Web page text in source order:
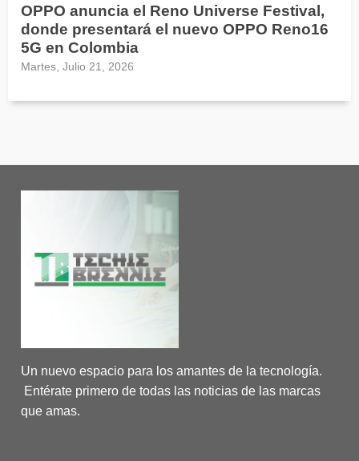
OPPO anuncia el Reno Universe Festival,
donde presentará el nuevo OPPO Reno16
5G en Colombia
Martes, Julio 21, 2026
Un nuevo espacio para los amantes de la tecnología.
Entérate primero de todas las noticias de las marcas
que amas.